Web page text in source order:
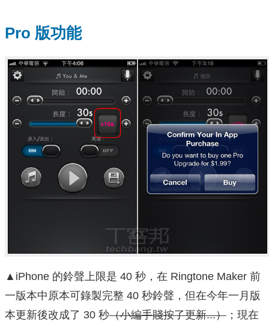
Pro 版功能
▲iPhone 的鈴聲上限是 40 秒，在 Ringtone Maker 前
一版本中原本可錄製完整 40 秒鈴聲，但在今年一月版
本更新後改成了 30 秒（小編手賤按了更新...） ；現在